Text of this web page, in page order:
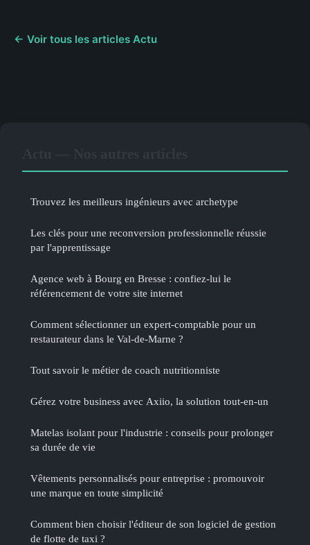
← Voir tous les articles Actu
Trouvez les meilleurs ingénieurs avec archetype
Les clés pour une reconversion professionnelle réussie
par l'apprentissage
Agence web à Bourg en Bresse : confiez-lui le
référencement de votre site internet
Comment sélectionner un expert-comptable pour un
restaurateur dans le Val-de-Marne ?
Tout savoir le métier de coach nutritionniste
Gérez votre business avec Axiio, la solution tout-en-un
Matelas isolant pour l'industrie : conseils pour prolonger
sa durée de vie
Vêtements personnalisés pour entreprise : promouvoir
une marque en toute simplicité
Comment bien choisir l'éditeur de son logiciel de gestion
de flotte de taxi ?